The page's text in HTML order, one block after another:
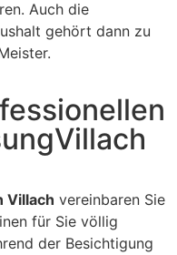
Auch die
gehört dann zu
Villach vereinbaren Sie
für Sie völlig
der Besichtigung